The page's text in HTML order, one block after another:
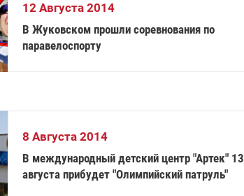
12 Августа 2014
В Жуковском прошли соревнования по
паравелоспорту
8 Августа 2014
В международный детский центр "Артек" 13
августа прибудет "Олимпийский патруль"